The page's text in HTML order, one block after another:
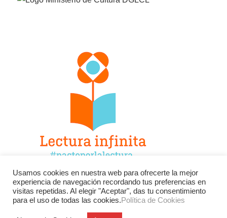
Facebook Twitter
Instagram
YouTube
LinkedIn Contacto
Usamos cookies en nuestra web para ofrecerte la mejor
experiencia de navegación recordando tus preferencias en
visitas repetidas. Al elegir "Aceptar", das tu consentimiento
para el uso de todas las cookies.Política de Cookies